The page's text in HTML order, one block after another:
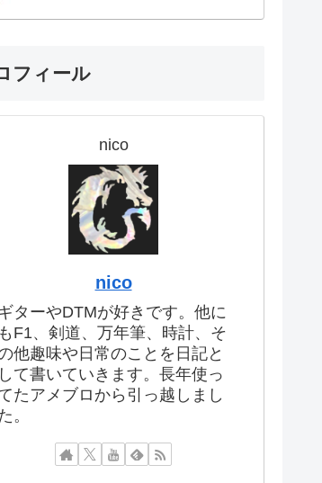
フィール
nico
nico
ターやDTMが好きです。他に
もF1、剣道、万年筆、時計、そ
他趣味や日常のことを日記と
して書いていきます。長年使っ
たアメブロから引っ越しまし
。